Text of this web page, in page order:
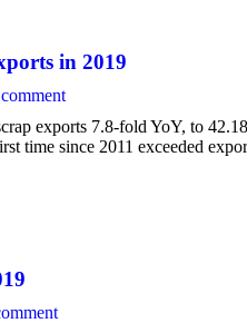
in 2019
exports 7.8-fold YoY, to
time since 2011 exceeded